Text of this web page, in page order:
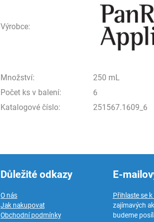
Výrobce:
Množství:
250 mL
Počet ks v balení:
6
Katalogové číslo:
251567.1609_6
Důležité odkazy
O nás
Jak nakupovat
Obchodní podmínky
E-
Přihlaste se
zajímavých
budeme